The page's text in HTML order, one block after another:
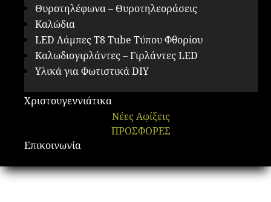
Θυροτηλέφωνα – Θυροτηλεοράσεις
Καλώδια
LED Λάμπες Τ8 Tube Τύπου Φθορίου
Καλωδιογιρλάντες – Γιρλάντες LED
Υλικά για Φωτιστικά DIY
Χριστουγεννιάτικα
Νέες Αφίξεις
ΠΡΟΣΦΟΡΕΣ
Επικοινωνία